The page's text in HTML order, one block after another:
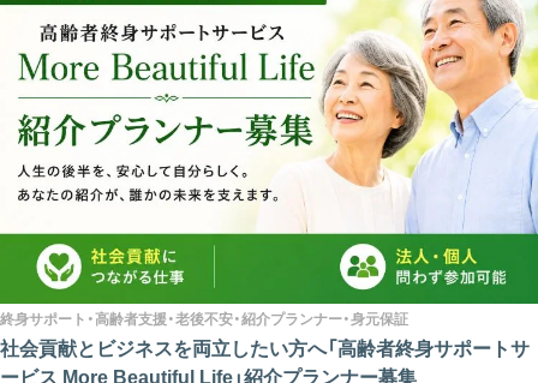
終身サポート・高齢者支援・老後不安・紹介プランナー・身元保証
社会貢献とビジネスを両立したい方へ「高齢者終身サポートサ
ービス More Beautiful Life」紹介プランナー募集